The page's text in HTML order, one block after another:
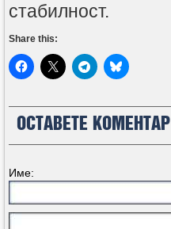
стабилност.
Share this:
ОСТАВЕТЕ КОМЕНТАР
Име: